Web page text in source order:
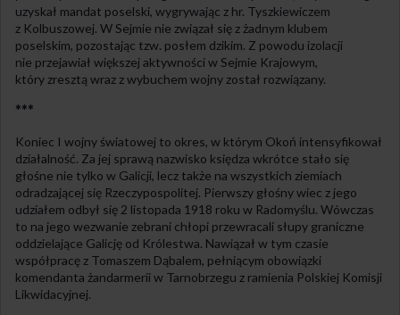
uzyskał mandat poselski, wygrywając z hr. Tyszkiewiczem
z Kolbuszowej. W Sejmie nie związał się z żadnym klubem
poselskim, pozostając tzw. posłem dzikim. Z powodu izolacji
nie przejawiał większej aktywności w Sejmie Krajowym,
który zresztą wraz z wybuchem wojny został rozwiązany.
***
Koniec I wojny światowej to okres, w którym Okoń intensyfikował
działalność. Za jej sprawą nazwisko księdza wkrótce stało się
głośne nie tylko w Galicji, lecz także na wszystkich ziemiach
odradzającej się Rzeczypospolitej. Pierwszy głośny wiec z jego
udziałem odbył się 2 listopada 1918 roku w Radomyślu. Wówczas
to na jego wezwanie zebrani chłopi przewracali słupy graniczne
oddzielające Galicję od Królestwa. Nawiązał w tym czasie
współpracę z Tomaszem Dąbalem, pełniącym obowiązki
komendanta żandarmerii w Tarnobrzegu z ramienia Polskiej Komisji
Likwidacyjnej.